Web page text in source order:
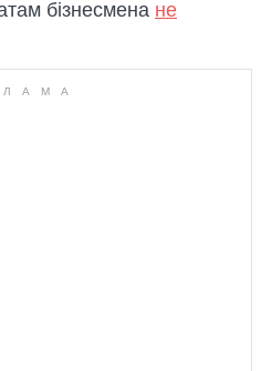
бізнесмена не